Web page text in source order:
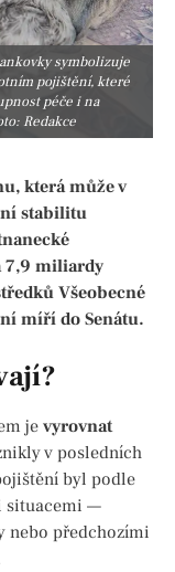
symbolizuje
pojištění, které
péče i na
Redakce
která může v
stabilitu
7,9 miliardy
Všeobecné
míří do Senátu.
je vyrovnat
v posledních
byl podle
situacemi —
nebo předchozími